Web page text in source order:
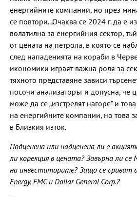
енергийните компании, но през
се повтори. „Очаква се 2024 г. да е
волатилна за енергийния сектор,
от цената на петрола, в която се
след нападенията на кораби в
икономики играят важна роля за
тяхното представяне зависи
посочи анализаторът и допусна, че
може да се „изстрелят нагоре“ и
на енергийните компании, но това
в Близкия изток.
Подценена или надценена ли е
ли корекция в цената? Завърна ли се
на инвеститорите? Защо се сриват
Energy, FMC и Dollar General Corp.?